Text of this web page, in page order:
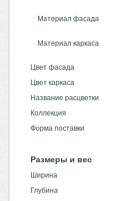
Материал фасада
Материал каркаса
Цвет фасада
Цвет каркаса
Название расцветки
Коллекция
Форма поставки
Размеры и вес
Ширина
Глубина